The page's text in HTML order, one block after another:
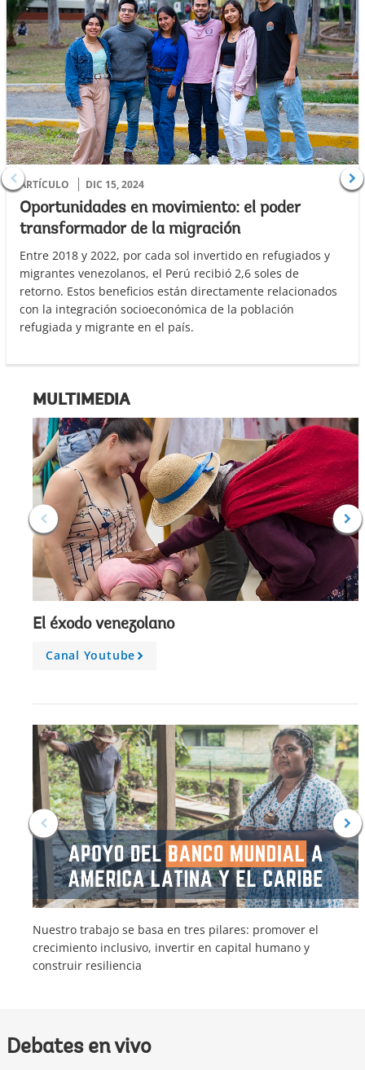
ARTÍCULO DIC 15, 2024
Oportunidades en movimiento: el poder
transformador de la migración
Entre 2018 y 2022, por cada sol invertido en refugiados y
migrantes venezolanos, el Perú recibió 2,6 soles de
retorno. Estos beneficios están directamente relacionados
con la integración socioeconómica de la población
refugiada y migrante en el país.
MULTIMEDIA
El éxodo venezolano
Canal Youtube
A
Nuestro trabajo se basa en tres pilares: promover el
crecimiento inclusivo, invertir en capital humano y
construir resiliencia
Debates en vivo